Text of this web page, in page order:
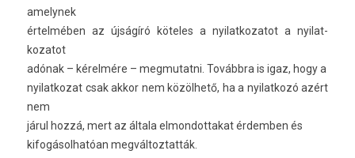
amelynek
értelmében az újságíró köteles a nyilat­kozatot a nyilat­
kozatot
adónak – kérelmére – meg­mutat­ni. Továbbra is igaz, hogy a
nyilat­kozat csak akkor nem közölhető, ha a nyilat­kozó azért
nem
járul hozzá, mert az általa el­mondot­takat érdemb­en és
kifogásol­hatóan meg­változ­tatták.